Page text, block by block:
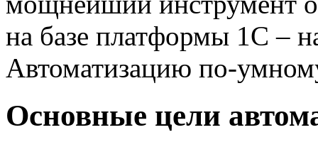
на базе платформы 1С –
Автоматизацию по-
Основные цели